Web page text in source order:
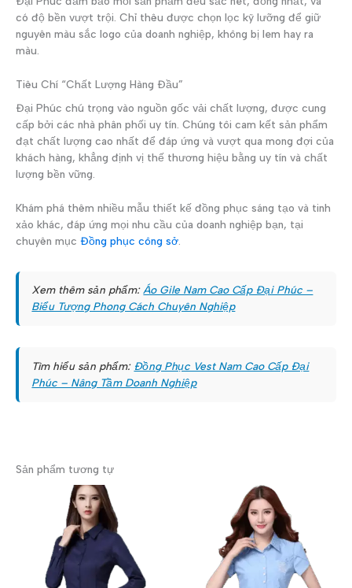
có độ bền vượt trội. Chỉ thêu được chọn lọc kỹ lưỡng để giữ
nguyên màu sắc logo của doanh nghiệp, không bị lem hay ra
màu.
Tiêu Chí “Chất Lượng Hàng Đầu”
Đại Phúc chú trọng vào nguồn gốc vải chất lượng, được cung
cấp bởi các nhà phân phối uy tín. Chúng tôi cam kết sản phẩm
đạt chất lượng cao nhất để đáp ứng và vượt qua mong đợi của
khách hàng, khẳng định vị thế thương hiệu bằng uy tín và chất
lượng bền vững.
Khám phá thêm nhiều mẫu thiết kế đồng phục sáng tạo và tinh
xảo khác, đáp ứng mọi nhu cầu của doanh nghiệp bạn, tại
chuyên mục Đồng phục công sở
Xem thêm sản phẩm:Áo Gile Nam Cao Cấp Đại Phúc –
Biểu Tượng Phong Cách Chuyên Nghiệp
Tìm hiểu sản phẩm: Đồng Phục Vest Nam Cao Cấp Đại
Phúc – Nâng Tầm Doanh Nghiệp
Sản phẩm tương tự